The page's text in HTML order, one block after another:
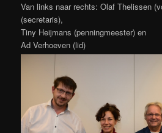
Van links naar rechts: Olaf Thelissen
(secretaris),
Tiny Heijmans (penningmeester) en
Ad Verhoeven (lid)